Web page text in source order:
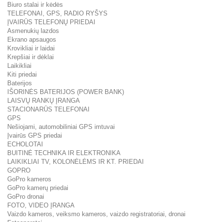
Biuro stalai ir kėdės
TELEFONAI, GPS, RADIO RYŠYS
ĮVAIRŪS TELEFONŲ PRIEDAI
Asmenukių lazdos
Ekrano apsaugos
Krovikliai ir laidai
Krepšiai ir dėklai
Laikikliai
Kiti priedai
Baterijos
IŠORINĖS BATERIJOS (POWER BANK)
LAISVŲ RANKŲ ĮRANGA
STACIONARŪS TELEFONAI
GPS
Nešiojami, automobiliniai GPS imtuvai
Įvairūs GPS priedai
ECHOLOTAI
BUITINĖ TECHNIKA IR ELEKTRONIKA
LAIKIKLIAI TV, KOLONĖLĖMS IR KT. PRIEDAI
GOPRO
GoPro kameros
GoPro kamerų priedai
GoPro dronai
FOTO, VIDEO ĮRANGA
Vaizdo kameros, veiksmo kameros, vaizdo registratoriai, dronai